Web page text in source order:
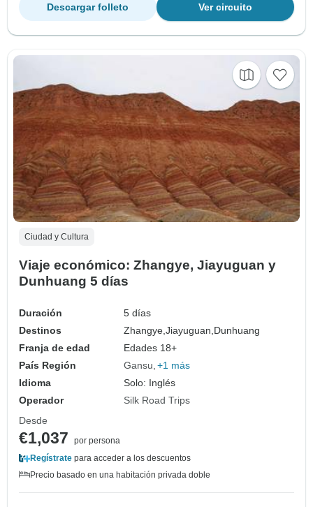
Ver circuito
Descargar folleto
Ciudad y Cultura
Viaje económico: Zhangye, Jiayuguan y
Dunhuang 5 días
Duración
5 días
Destinos
Zhangye,Jiayuguan, Dunhuang
Franja de edad
Edades 18+
País Región
Gansu +1 más
Idioma
Solo: Inglés
Operador
Silk Road Trips
Desde
€1,037
por persona
Regístrate para acceder a los descuentos
Precio basado en una habitación privada doble